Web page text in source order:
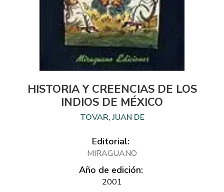
HISTORIA Y CREENCIAS DE LOS
INDIOS DE MÉXICO
TOVAR, JUAN DE
Editorial:
MIRAGUANO
Año de edición:
2001